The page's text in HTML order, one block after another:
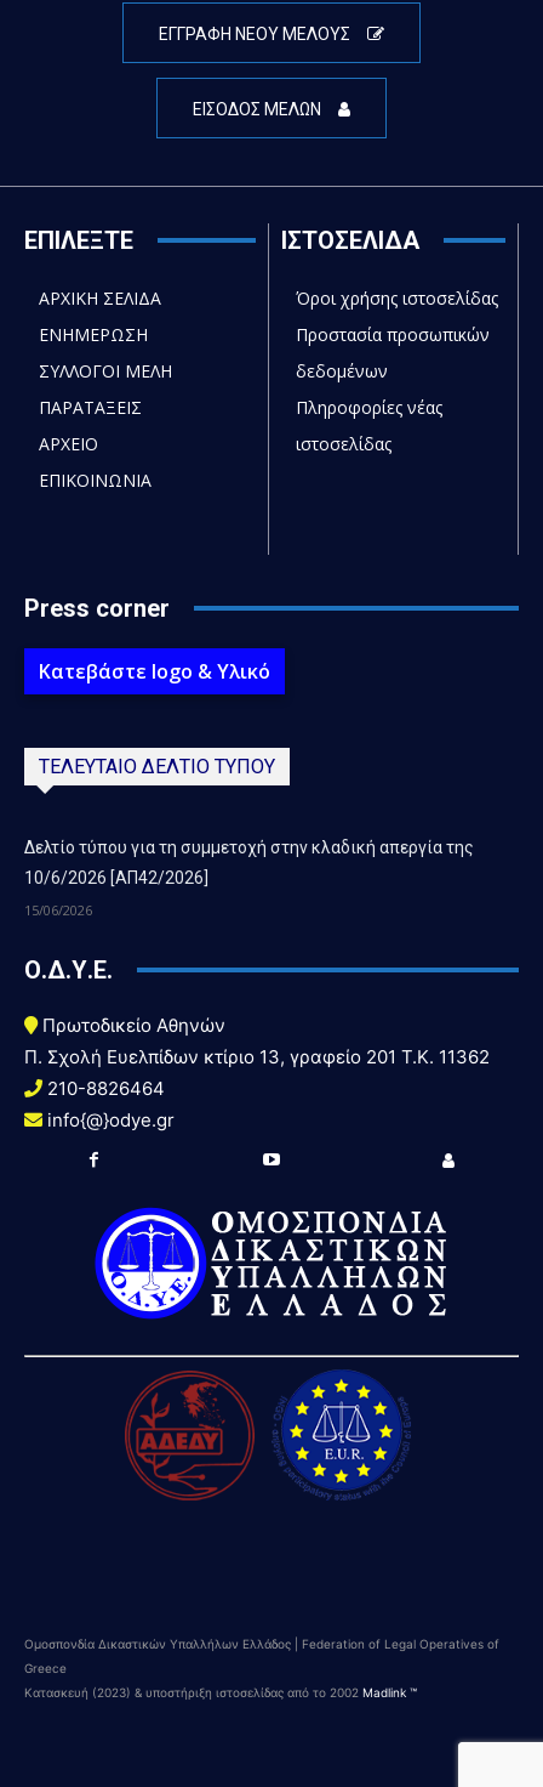
ΕΓΓΡΑΦΗ ΝΕΟΥ ΜΕΛΟΥΣ
ΕΙΣΟΔΟΣ ΜΕΛΩΝ
ΕΠΙΛΕΞΤΕ
ΑΡΧΙΚΗ ΣΕΛΙΔΑ
ΕΝΗΜΕΡΩΣΗ
ΣΥΛΛΟΓΟΙ ΜΕΛΗ
ΠΑΡΑΤΑΞΕΙΣ
ΑΡΧΕΙΟ
ΕΠΙΚΟΙΝΩΝΙΑ
ΙΣΤΟΣΕΛΙΔΑ
Όροι χρήσης ιστοσελίδας
Προστασία προσωπικών
δεδομένων
Πληροφορίες νέας
ιστοσελίδας
Press corner
Κατεβάστε logo & Υλικό
ΤΕΛΕΥΤΑΙΟ ΔΕΛΤΙΟ ΤΥΠΟΥ
Δελτίο τύπου για τη συμμετοχή στην κλαδική απεργία της
10/6/2026 [ΑΠ42/2026]
15/06/2026
Ο.Δ.Υ.Ε.
Πρωτοδικείο Αθηνών
Π. Σχολή Ευελπίδων κτίριο 13, γραφείο 201 T.K. 11362
210-8826464
info{@}odye.gr
Ομοσπονδία Δικαστικών Υπαλλήλων Ελλάδος | Federation of Legal Operatives of
Greece
Κατασκευή (2023) & υποστήριξη ιστοσελίδας από το 2002 Madlink ™